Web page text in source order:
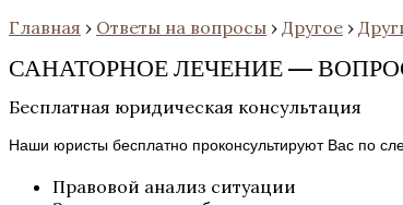
Главная › Ответы на вопросы › Другое ›
САНАТОРНОЕ ЛЕЧЕНИЕ —
Бесплатная юридическая консультация
Наши юристы бесплатно проконсультируют Вас по
Правовой анализ ситуации